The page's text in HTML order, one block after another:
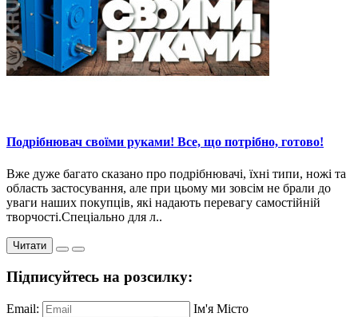
Подрібнювач своїми руками! Все, що потрібно, готово!
Вже дуже багато сказано про подрібнювачі, їхні типи, ножі та
область застосування, але при цьому ми зовсім не брали до
уваги наших покупців, які надають перевагу самостійній
творчості.Спеціально для л..
Читати
Підписуйтесь на розсилку:
Email: Ім'я Місто